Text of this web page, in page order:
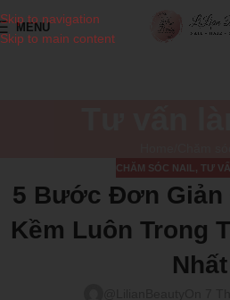
Skip to navigation
Skip to main content
MENU
CHĂM SÓC NAIL , TƯ
5 Bước Đơn Giản
Kềm Luôn Trong
Nhất